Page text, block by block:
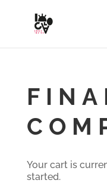
Your cart is
started.